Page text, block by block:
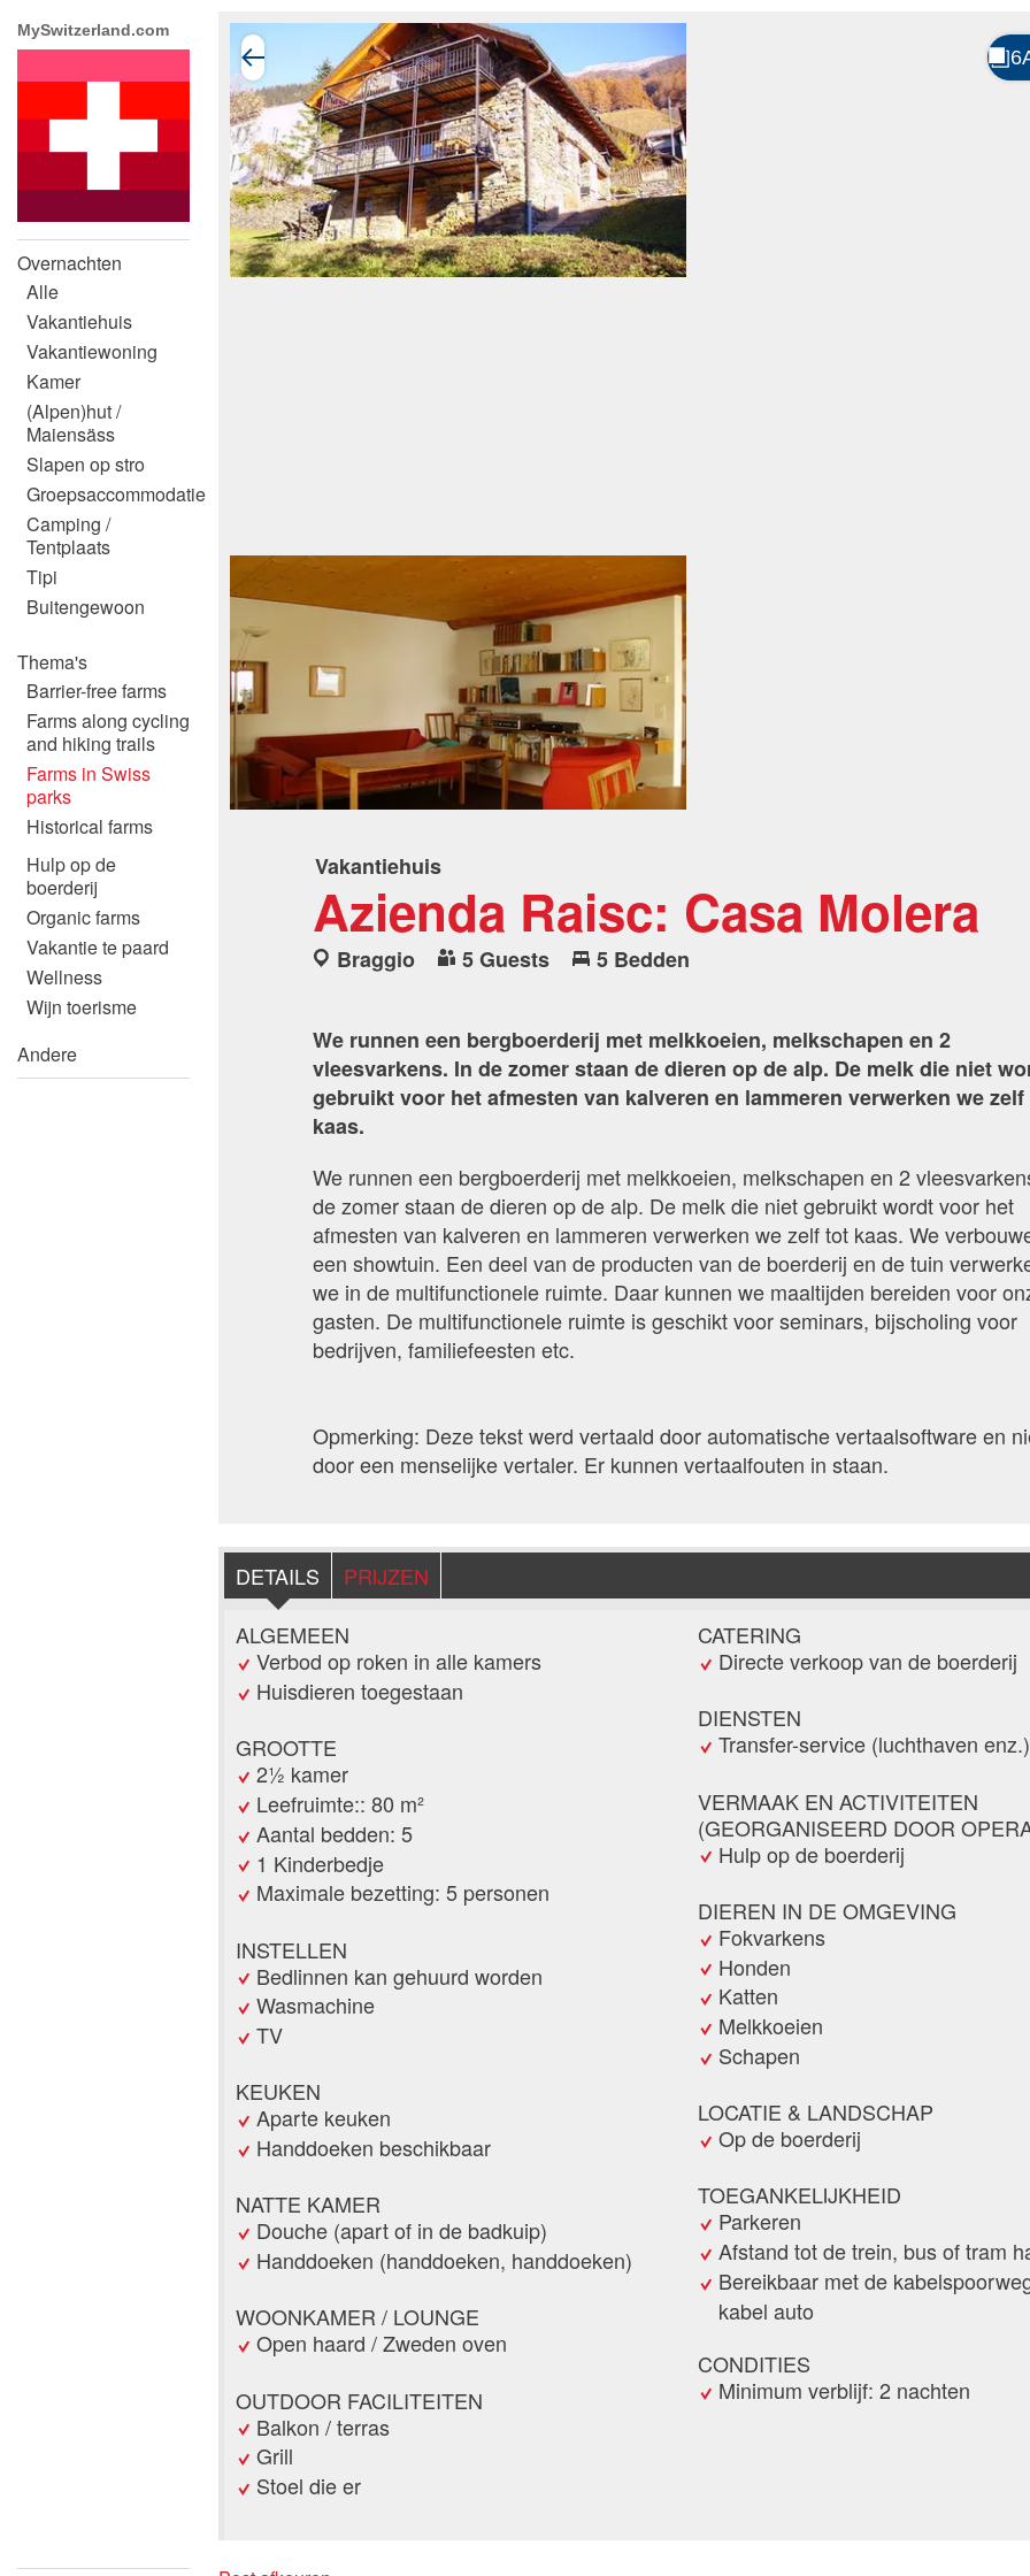
MySwitzerland.com
Overnachten
Alle
Vakantiehuis
Vakantiewoning
Kamer
(Alpen)hut /
Maiensäss
Slapen op stro
Groepsaccommodatie
Camping /
Tentplaats
Tipi
Buitengewoon
Thema's
Barrier-free farms
Farms along cycling
and hiking trails
Farms in Swiss
parks
Historical farms
Hulp op de
boerderij
Organic farms
Vakantie te paard
Wellness
Wijn toerisme
Andere
Vakantiehuis
Azienda Raisc: Casa Molera
Braggio 5 Guests 5 Bedden
We runnen een bergboerderij met melkkoeien, melkschapen en 2
vleesvarkens. In de zomer staan de dieren op de alp. De melk die niet
gebruikt voor het afmesten van kalveren en lammeren verwerken we
kaas.
We runnen een bergboerderij met melkkoeien, melkschapen en 2
de zomer staan de dieren op de alp. De melk die niet gebruikt wordt voor het
afmesten van kalveren en lammeren verwerken we zelf tot kaas. We
een showtuin. Een deel van de producten van de boerderij en de tuin
we in de multifunctionele ruimte. Daar kunnen we maaltijden bereiden voor
gasten. De multifunctionele ruimte is geschikt voor seminars, bijscholing voor
bedrijven, familiefeesten etc.
Opmerking: Deze tekst werd vertaald door automatische vertaalsoftware en
door een menselijke vertaler. Er kunnen vertaalfouten in staan.
DETAILS
PRIJZEN
ALGEMEEN
Verbod op roken in alle kamers
Huisdieren toegestaan
GROOTTE
2½ kamer
Leefruimte:: 80 m²
Aantal bedden: 5
1 Kinderbedje
Maximale bezetting: 5 personen
INSTELLEN
Bedlinnen kan gehuurd worden
Wasmachine
TV
KEUKEN
Aparte keuken
Handdoeken beschikbaar
NATTE KAMER
Douche (apart of in de badkuip)
Handdoeken (handdoeken, handdoeken)
WOONKAMER / LOUNGE
Open haard / Zweden oven
OUTDOOR FACILITEITEN
Balkon / terras
Grill
Stoel die er
CATERING
Directe verkoop van de boerderij
DIENSTEN
Transfer-service (luchthaven enz.)
VERMAAK EN ACTIVITEITEN
(GEORGANISEERD DOOR
Hulp op de boerderij
DIEREN IN DE OMGEVING
Fokvarkens
Honden
Katten
Melkkoeien
Schapen
LOCATIE & LANDSCHAP
Op de boerderij
TOEGANKELIJKHEID
Parkeren
Afstand tot de trein, bus of tram
Bereikbaar met de
kabel auto
CONDITIES
Minimum verblijf: 2 nachten